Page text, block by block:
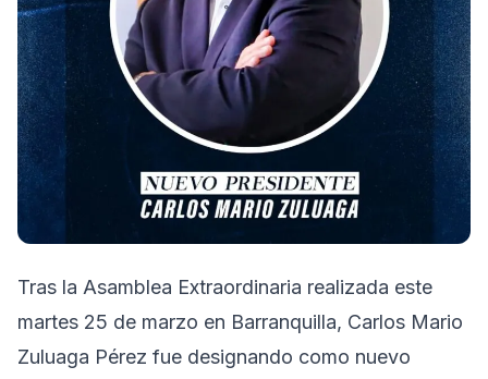
Tras la Asamblea Extraordinaria realizada este
martes 25 de marzo en Barranquilla, Carlos Mario
Zuluaga Pérez fue designando como nuevo